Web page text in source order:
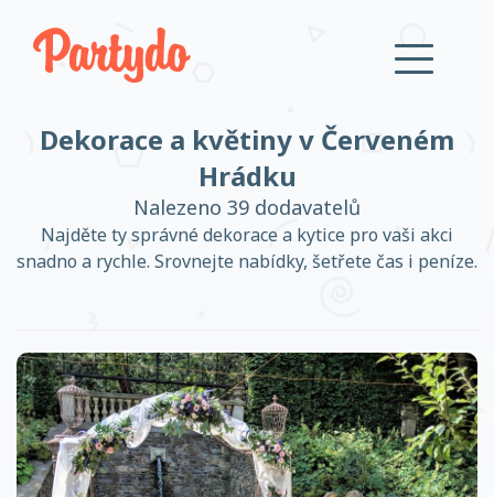
Založit účet
Přihlásit se
Přihlásit se
Založit účet
Dekorace a květiny v Červeném
Hrádku
Nalezeno 39 dodavatelů
Najděte ty správné dekorace a kytice pro vaši akci
snadno a rychle. Srovnejte nabídky, šetřete čas i peníze.